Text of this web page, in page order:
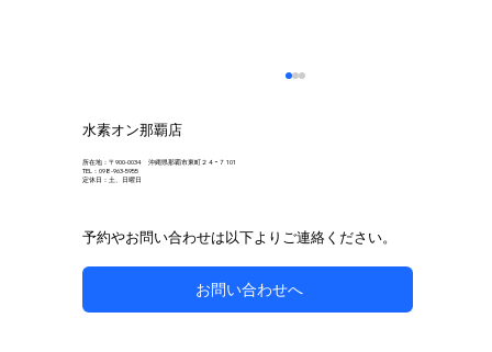
水素オン那覇店
所在地：〒900-0034 沖縄県那覇市東町２４−７ 101
TEL：098-963-5955
定休日：土、日曜日
予約やお問い合わせは以下よりご連絡ください。
お問い合わせへ
自然な方法で副鼻腔炎のケアを目指す